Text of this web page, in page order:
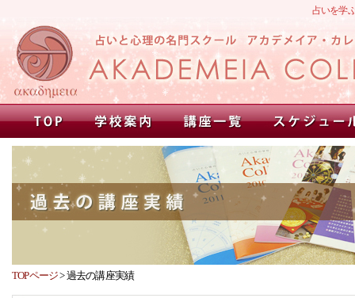
占いを学
TOPページ>過去の講座実績